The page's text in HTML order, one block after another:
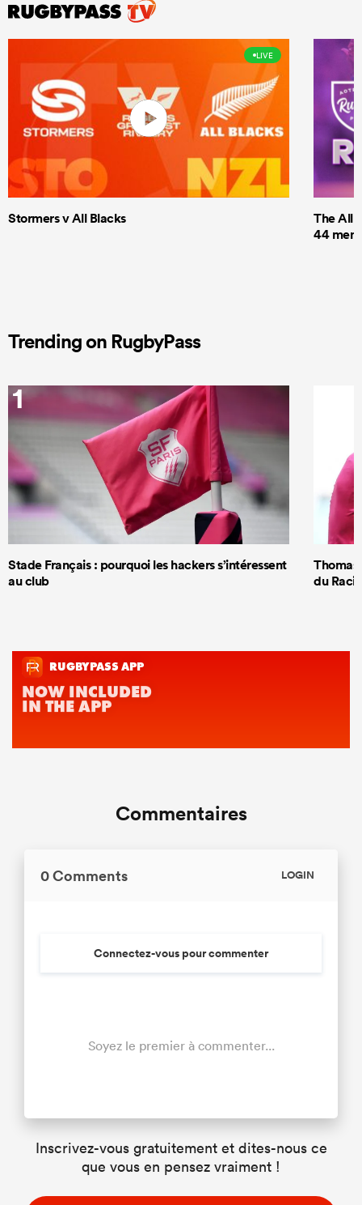
LIVE
Stormers v All Blacks
The All
44 men
Trending on RugbyPass
1
Stade Français : pourquoi les hackers s’intéressent
au club
Thomas
du
Commentaires
0 Comments LOGIN
Connectez-vous pour commenter
Soyez le premier à commenter...
Inscrivez-vous gratuitement et dites-nous ce
que vous en pensez vraiment !